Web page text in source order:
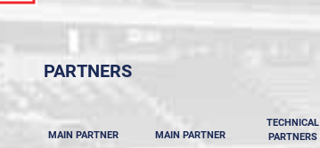
PARTNERS
MAIN PARTNER MAIN PARTNER
TECHNICAL
PARTNERS